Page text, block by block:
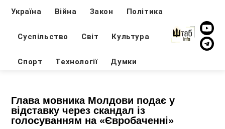
Україна Війна Закон Політика
Суспільство Світ Культура
Спорт Технології Думки
Глава мовника Молдови подає у
відставку через скандал із
голосуванням на «Євробаченні»